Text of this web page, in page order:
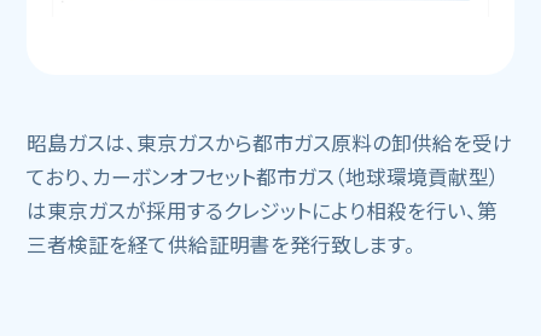
昭島ガスは、東京ガスから都市ガス原料の卸供給を受け
ており、カーボンオフセット都市ガス（地球環境貢献型）
は東京ガスが採用するクレジットにより相殺を行い、第
三者検証を経て供給証明書を発行致します。